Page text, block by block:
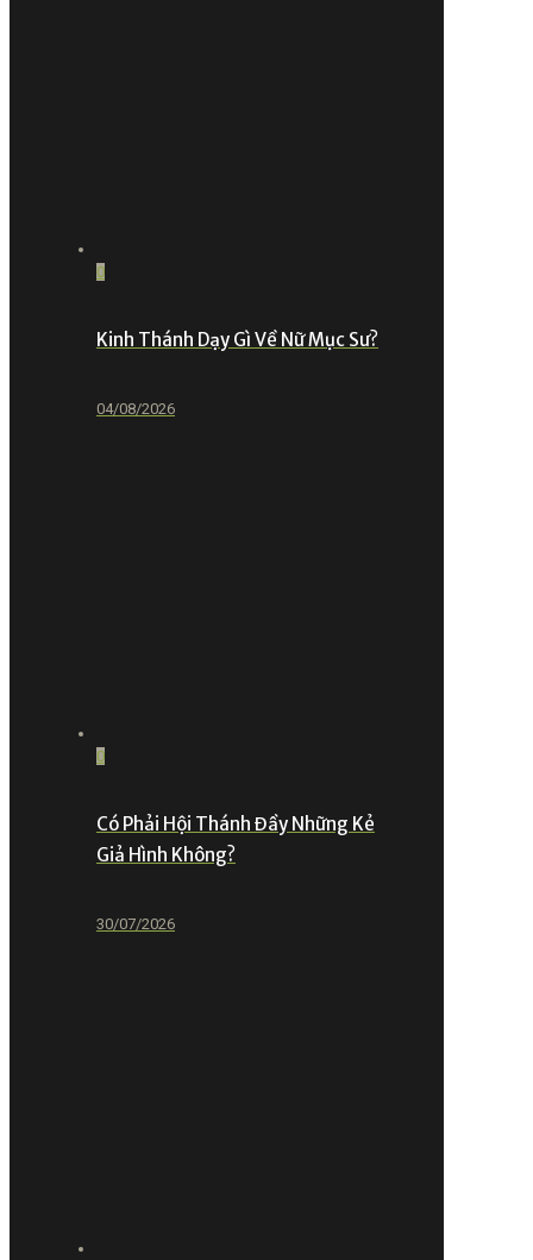
0
Kinh Thánh Dạy Gì Về Nữ Mục Sư?
04/08/2026
0
Có Phải Hội Thánh Đầy Những Kẻ
Giả Hình Không?
30/07/2026